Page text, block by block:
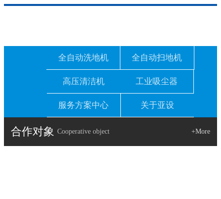
全自动洗地机 全自动扫地机
高压清洁机 工业吸尘器
服务方案中心 关于亚设
合作对象 Cooperative object +More